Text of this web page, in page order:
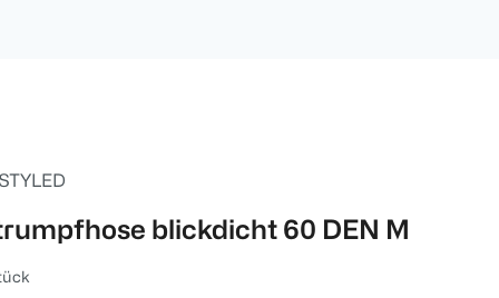
blickdicht 60 DEN M